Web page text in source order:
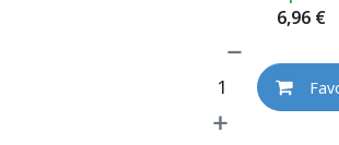
6,96 €